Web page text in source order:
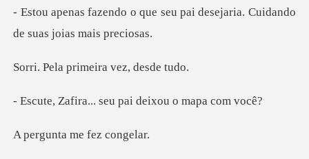
seu pai desejaria. Cuidando
primeira vez
.. seu pai deixou
a me fez